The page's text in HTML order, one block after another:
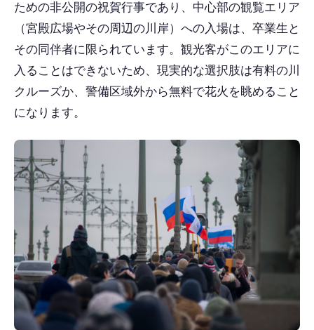
ための非公開の祝賀行事であり、中心部の観覧エリア
（宮殿広場やその周辺の川岸）への入場は、卒業生と
その同伴者に限られています。観光客がこのエリアに
入ることはできないため、現実的な選択肢は有料の川
クルーズか、警備区域外から無料で花火を眺めること
になります。